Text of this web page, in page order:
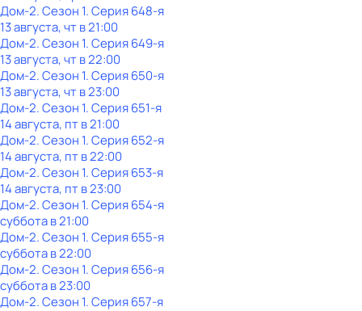
Дом-2. Сезон 1. Серия 648-я
13 августа, чт в 21:00
Дом-2. Сезон 1. Серия 649-я
13 августа, чт в 22:00
Дом-2. Сезон 1. Серия 650-я
13 августа, чт в 23:00
Дом-2. Сезон 1. Серия 651-я
14 августа, пт в 21:00
Дом-2. Сезон 1. Серия 652-я
14 августа, пт в 22:00
Дом-2. Сезон 1. Серия 653-я
14 августа, пт в 23:00
Дом-2. Сезон 1. Серия 654-я
субботав21:00
Дом-2. Сезон 1. Серия 655-я
субботав22:00
Дом-2. Сезон 1. Серия 656-я
субботав23:00
Дом-2. Сезон 1. Серия 657-я